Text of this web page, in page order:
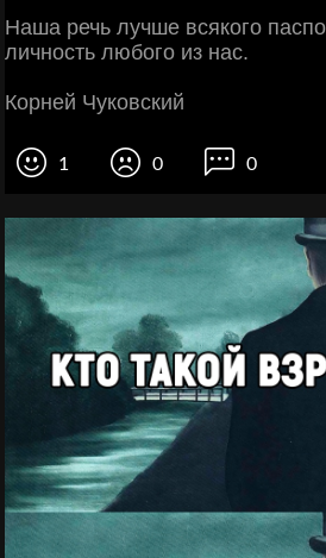
Наша речь лучше всякого
личность любого из нас.
Корней Чуковский
1 0 0